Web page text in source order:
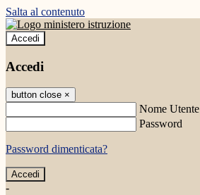
Salta al contenuto
Accedi
Accedi
button close ×
Nome Utente
Password
Password dimenticata?
-